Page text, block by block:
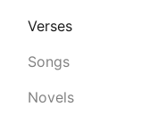
Verses
Songs
Novels